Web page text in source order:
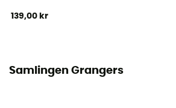
139,00 kr
Samlingen Grangers